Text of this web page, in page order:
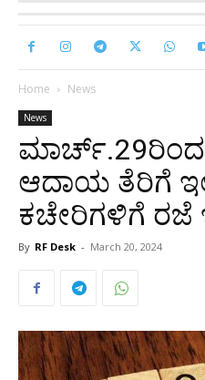
Home News
News
ಆದಾಯ ತೆರಿಗೆ
ಕಚೇರಿಗಳಿಗೆ ರಜೆ
By RF Desk - March 20, 2024